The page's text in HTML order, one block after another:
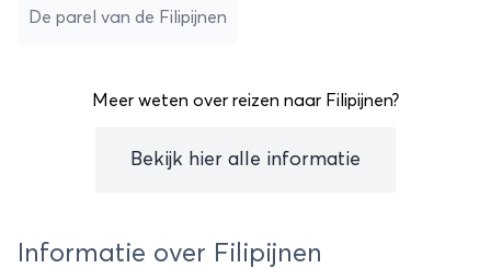
De parel van de Filipijnen
Meer weten over reizen naar Filipijnen?
Bekijk hier alle informatie
Informatie over Filipijnen